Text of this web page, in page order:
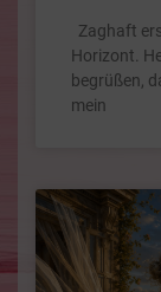
Zaghaft
Horizont.
begrüßen,
mein